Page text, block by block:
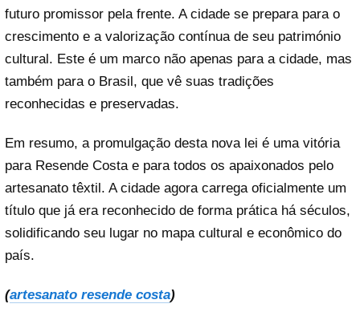
futuro promissor pela frente. A cidade se prepara para o
crescimento e a valorização contínua de seu património
cultural. Este é um marco não apenas para a cidade, mas
também para o Brasil, que vê suas tradições
reconhecidas e preservadas.
Em resumo, a promulgação desta nova lei é uma vitória
para Resende Costa e para todos os apaixonados pelo
artesanato têxtil. A cidade agora carrega oficialmente um
título que já era reconhecido de forma prática há séculos,
solidificando seu lugar no mapa cultural e econômico do
país.
(artesanato resende costa)